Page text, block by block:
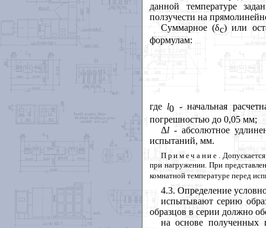
данной температуре
ползучести на
Суммарное (δс) или
формулам:
где l0 - начальная
погрешностью до 0,05 мм;
Δl- абсолютное
испытаний, мм.
Примеч ание .
при нагружении. При
комнатной температуре перед
4.3. Определение
испытывают серию
образцов в серии должно
на основе полученных